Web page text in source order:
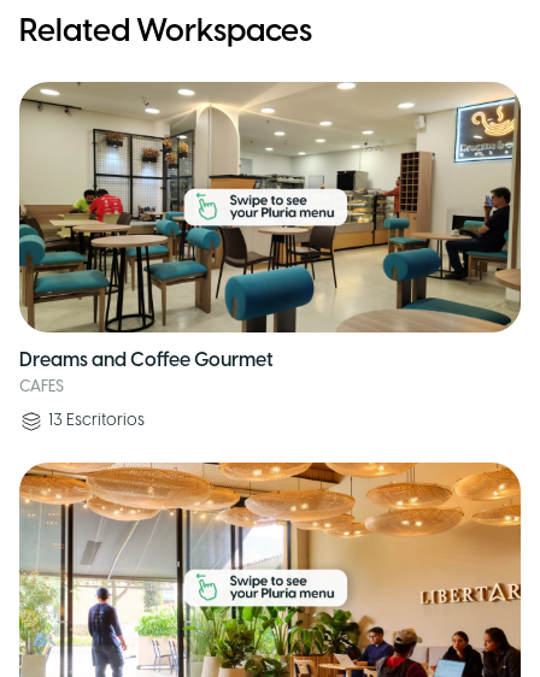
Related Workspaces
Dreams and Coffee Gourmet
CAFES
13 Escritorios